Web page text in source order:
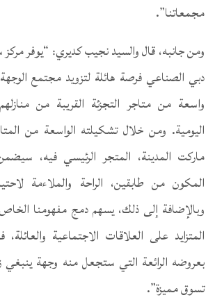
مجمعاتنا”.
ومن جانبه، قال والسيد نجيب كديري: “يوفر
دبي الصناعي فرصة هائلة لتزويد مجتمع
واسعة من متاجر التجزئة القريبة من
اليومية. ومن خلال تشكيلته الواسعة من
ماركت المدينة، المتجر الرئيسي فيه،
المكون من طابقين، الراحة والملاءمة
وبالإضافة إلى ذلك، يسهم دمج مفهومنا
المتزايد على العلاقات الاجتماعية
بعروضه الرائعة التي ستجعل منه وجهة ينبغي
تسوق مميزة”.